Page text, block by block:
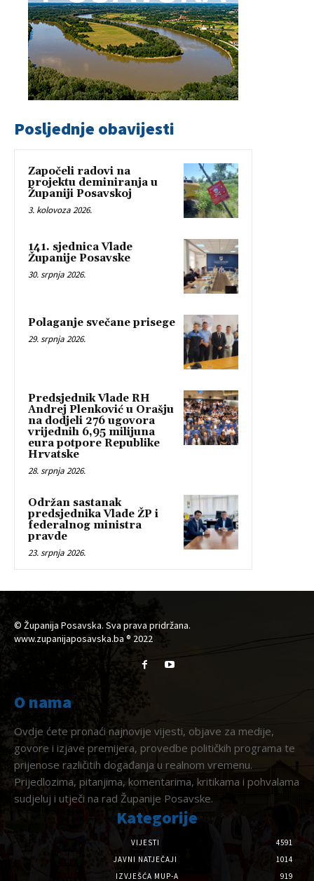
Posljednje obavijesti
Započeli radovi na
projektu deminiranja u
Županiji Posavskoj
3. kolovoza 2026.
141. sjednica Vlade
Županije Posavske
30. srpnja 2026.
Polaganje svečane prisege
29. srpnja 2026.
Predsjednik Vlade RH
Andrej Plenković u Orašju
na dodjeli 276 ugovora
vrijednih 6,95 milijuna
eura potpore Republike
Hrvatske
28. srpnja 2026.
Održan sastanak
predsjednika Vlade ŽP i
federalnog ministra
pravde
23. srpnja 2026.
© Županija Posavska. Sva prava pridržana.
www.zupanijaposavska.ba ® 2022
O nama
Ovdje ćete pronaći najnovije vijesti, objave za medije,
govore i izjave premijera, provedbe političkih programa te
prijenose različitih događanja u realnom vremenu.
Prijedlozima, pitanjima, komentarima, kritikama i pohvalama
sudjeluj i utječi na rad Županije Posavske.
Kategorije
VIJESTI
4591
JAVNI NATJEČAJI
1014
IZVJEŠĆA MUP-A
919